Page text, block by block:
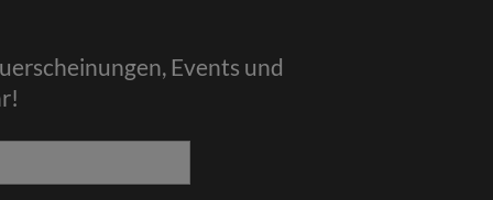
Events und